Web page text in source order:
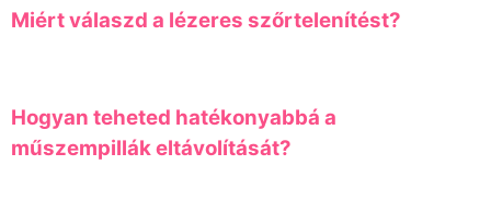
Miért válaszd a lézeres szőrtelenítést?
Hogyan teheted hatékonyabbá a
műszempillák eltávolítását?